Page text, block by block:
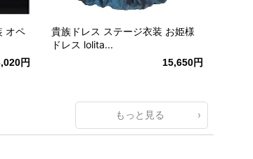
オペ
円
貴族ドレス ステージ衣装 お姫様
ドレス lolita...
15,650円
もっと見る